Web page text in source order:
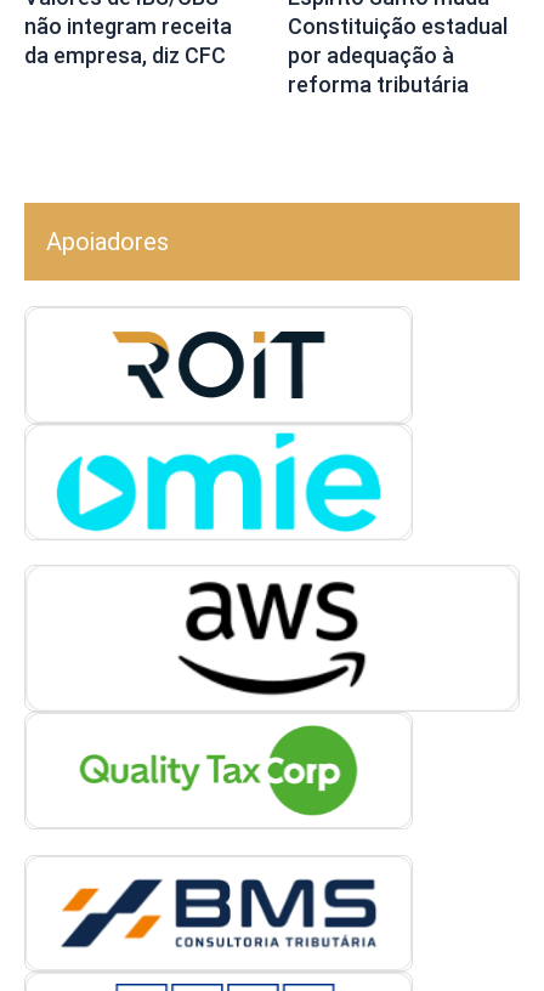
não integram receita
da empresa, diz CFC
Constituição estadual
por adequação à
reforma tributária
Apoiadores